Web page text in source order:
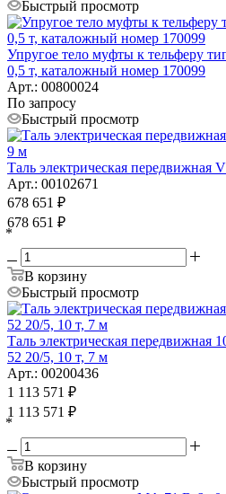
Быстрый просмотр
Упругое тело муфты к тельферу
0,5 т, каталожный номер 170099
Арт.: 00800024
По запросу
Быстрый просмотр
Таль электрическая передвижная
Арт.: 00102671
678 651 ₽
678 651 ₽
*
В корзину
Быстрый просмотр
Таль электрическая передвижная
52 20/5, 10 т, 7 м
Арт.: 00200436
1 113 571 ₽
1 113 571 ₽
*
В корзину
Быстрый просмотр